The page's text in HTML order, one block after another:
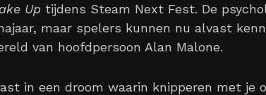
Up tijdens Steam Next Fest. De
maar spelers kunnen nu alvast
van hoofdpersoon Alan Malone.
in een droom waarin knipperen met je